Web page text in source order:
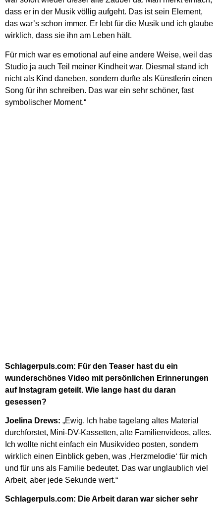
dass er in der Musik völlig aufgeht. Das ist sein Element,
das war’s schon immer. Er lebt für die Musik und ich glaube
wirklich, dass sie ihn am Leben hält.
Für mich war es emotional auf eine andere Weise, weil das
Studio ja auch Teil meiner Kindheit war. Diesmal stand ich
nicht als Kind daneben, sondern durfte als Künstlerin einen
Song für ihn schreiben. Das war ein sehr schöner, fast
symbolischer Moment.“
Schlagerpuls.com: Für den Teaser hast du ein
wunderschönes Video mit persönlichen Erinnerungen
auf Instagram geteilt. Wie lange hast du daran
gesessen?
Joelina Drews: „Ewig. Ich habe tagelang altes Material
durchforstet, Mini-DV-Kassetten, alte Familienvideos, alles.
Ich wollte nicht einfach ein Musikvideo posten, sondern
wirklich einen Einblick geben, was ‚Herzmelodie‘ für mich
und für uns als Familie bedeutet. Das war unglaublich viel
Arbeit, aber jede Sekunde wert.“
Schlagerpuls.com: Die Arbeit daran war sicher sehr